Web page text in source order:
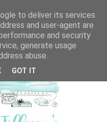
to deliver its services
and user-agent are
and security
generate usage
abuse.
GOT IT